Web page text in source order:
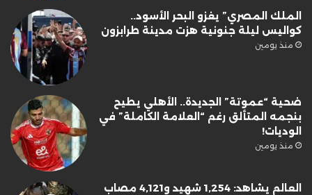
الملك المصري” يغزو البحر الأسود..
كواليس ليلة جنونية هزت مدينة طرابزون
منذ يومين
ضحية “عموتة” الجديدة.. الأهلي يطيح
بنجمه المتألق رغم “العلامة الكاملة” في
الوديات!
منذ يومين
العالم يشاهد: 1,254 شهيد و4,121 مصاب